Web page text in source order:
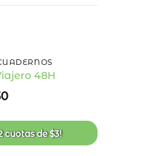
de
deseos
48H
cuotasde$3!